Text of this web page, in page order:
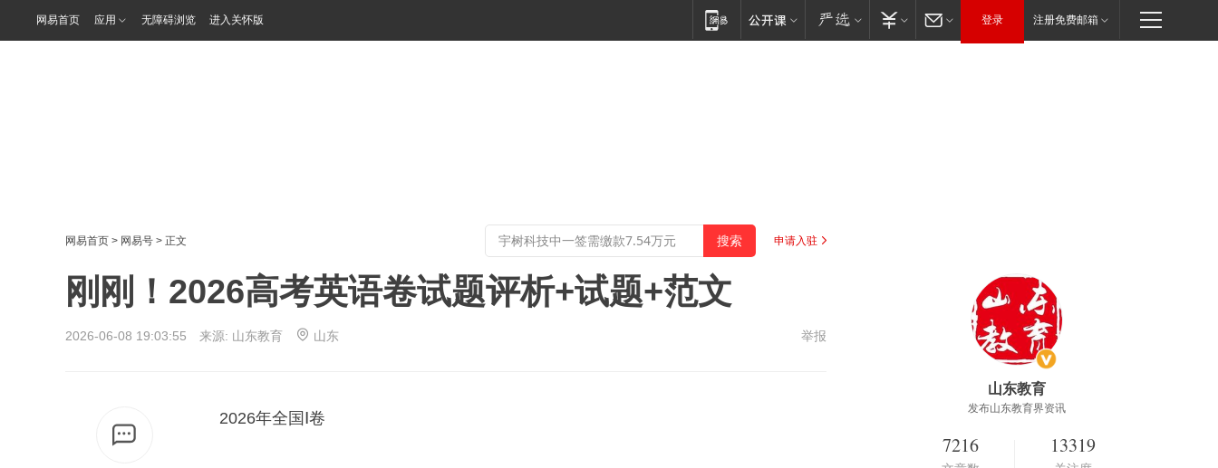
网易首页 应用 无障碍浏览 进入关怀版 登录 注册免费邮箱
网易首页 > 网易号 > 正文 申请入驻
刚刚！2026高考英语卷试题评析+试题+范文
2026-06-08 19:03:55 来源: 山东教育 山东 举报
2026年全国Ⅰ卷
山东教育
发布山东教育界资讯
7216 13319